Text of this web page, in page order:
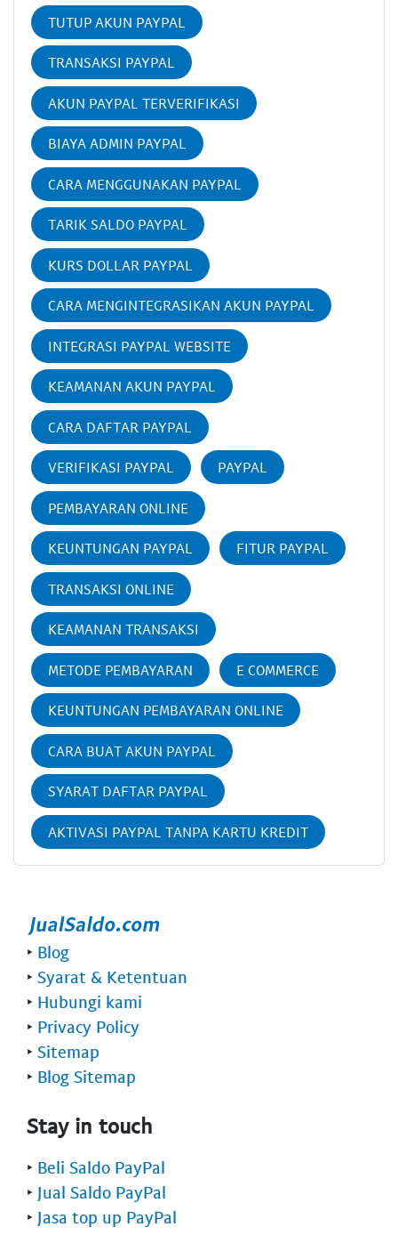
TUTUP AKUN PAYPAL
TRANSAKSI PAYPAL
AKUN PAYPAL TERVERIFIKASI
BIAYA ADMIN PAYPAL
CARA MENGGUNAKAN PAYPAL
TARIK SALDO PAYPAL
KURS DOLLAR PAYPAL
CARA MENGINTEGRASIKAN AKUN PAYPAL
INTEGRASI PAYPAL WEBSITE
KEAMANAN AKUN PAYPAL
CARA DAFTAR PAYPAL
VERIFIKASI PAYPAL PAYPAL
PEMBAYARAN ONLINE
KEUNTUNGAN PAYPAL FITUR PAYPAL
TRANSAKSI ONLINE
KEAMANAN TRANSAKSI
METODE PEMBAYARAN E COMMERCE
KEUNTUNGAN PEMBAYARAN ONLINE
CARA BUAT AKUN PAYPAL
SYARAT DAFTAR PAYPAL
AKTIVASI PAYPAL TANPA KARTU KREDIT
‣ Blog
‣ Syarat & Ketentuan
‣ Hubungi kami
‣ Privacy Policy
‣ Sitemap
‣ Blog Sitemap
Stay in touch
‣ Beli Saldo PayPal
‣ Jual Saldo PayPal
‣ Jasa top up PayPal